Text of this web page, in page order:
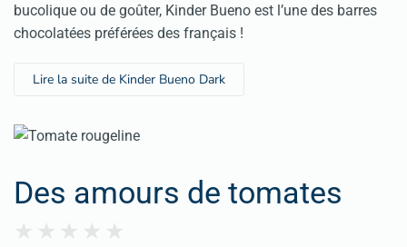
bucolique ou de goûter, Kinder Bueno est l’une des barres
chocolatées préférées des français !
Lire la suite de Kinder Bueno Dark
Des amours de tomates